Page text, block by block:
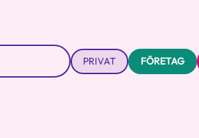
PRIVAT FÖRETAG